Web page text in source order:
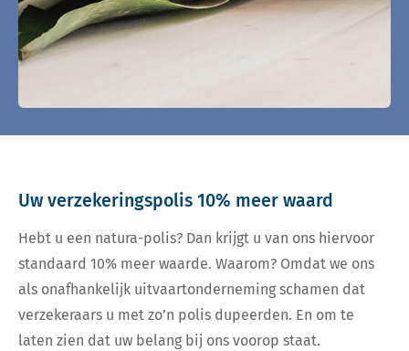
Uw verzekeringspolis 10% meer waard
Hebt u een natura-polis? Dan krijgt u van ons hiervoor
standaard 10% meer waarde. Waarom? Omdat we ons
als onafhankelijk uitvaartonderneming schamen dat
verzekeraars u met zo’n polis dupeerden. En om te
laten zien dat uw belang bij ons voorop staat.